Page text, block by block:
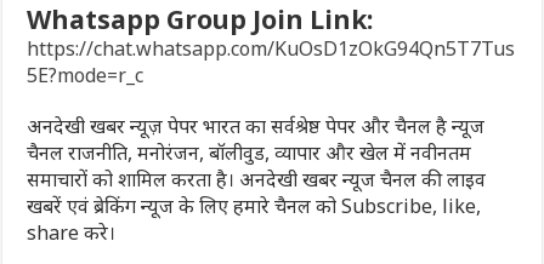
Whatsapp Group Join Link:
https://chat.whatsapp.com/KuOsD1zOkG94Qn5T7Tus
5E?mode=r_c
अनदेखी खबर न्यूज़ पेपर भारत का सर्वश्रेष्ठ पेपर और चैनल है न्यूज
चैनल राजनीति, मनोरंजन, बॉलीवुड, व्यापार और खेल में नवीनतम
समाचारों को शामिल करता है। अनदेखी खबर न्यूज चैनल की लाइव
खबरें एवं ब्रेकिंग न्यूज के लिए हमारे चैनल को Subscribe, like,
share करे।